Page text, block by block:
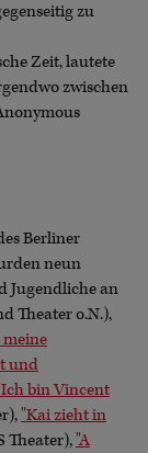
zu
Zeit, lautete
zwischen
Berliner
neun
Jugendliche an
Theater o.N.),
meine
und
bin Vincent
"Kai zieht in
Theater),"A